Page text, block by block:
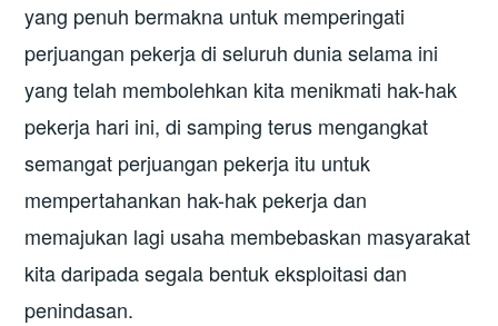
yang penuh bermakna untuk memperingati
perjuangan pekerja di seluruh dunia selama ini
yang telah membolehkan kita menikmati hak-hak
pekerja hari ini, di samping terus mengangkat
semangat perjuangan pekerja itu untuk
mempertahankan hak-hak pekerja dan
memajukan lagi usaha membebaskan masyarakat
kita daripada segala bentuk eksploitasi dan
penindasan.